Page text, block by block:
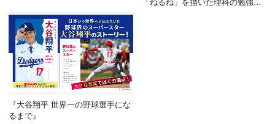
『大谷翔平 世界一の野球選手にな
るまで』